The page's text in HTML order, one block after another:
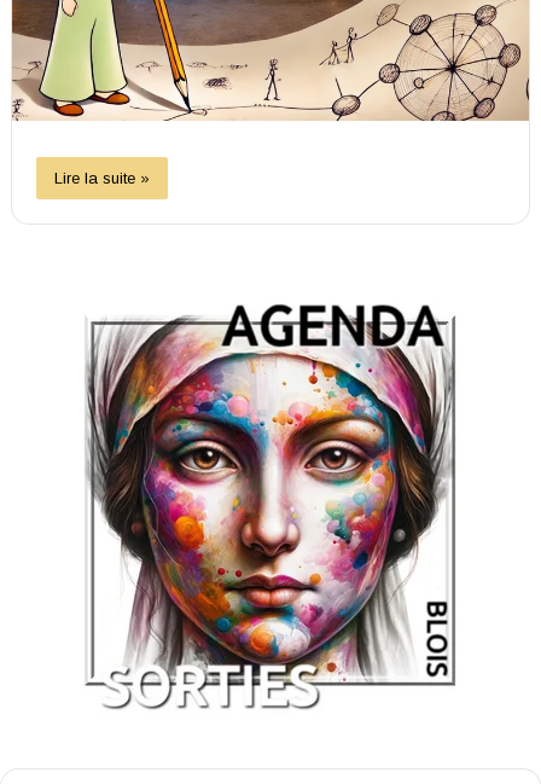
Lire la suite »